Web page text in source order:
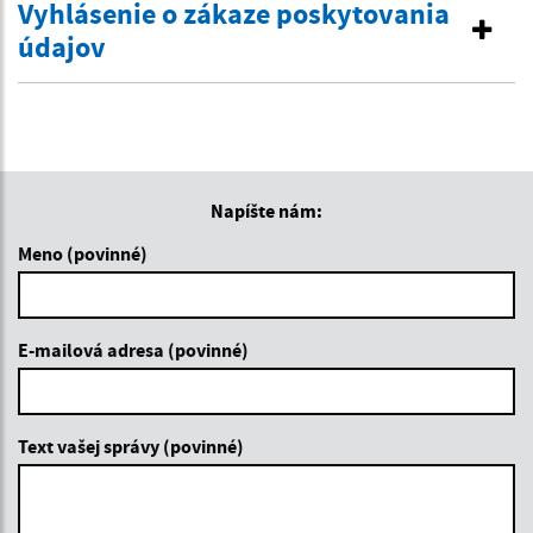
Vyhlásenie o zákaze poskytovania
údajov
Napíšte nám:
Meno (povinné)
E-mailová adresa (povinné)
Text vašej správy (povinné)